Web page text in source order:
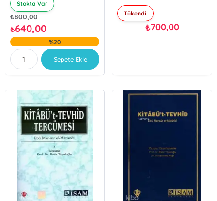
Stokta Var
₺800,00
₺640,00
%20
Sepete Ekle
Tükendi
₺700,00